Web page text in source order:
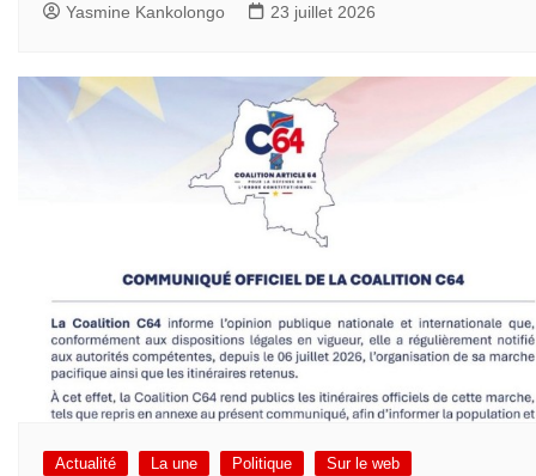
Yasmine Kankolongo 23 juillet 2026
Actualité La une Politique Sur le web